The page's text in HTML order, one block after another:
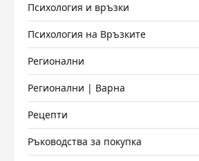
Психология и връзки
Психология на Връзките
Регионални
Регионални | Варна
Рецепти
Ръководства за покупка